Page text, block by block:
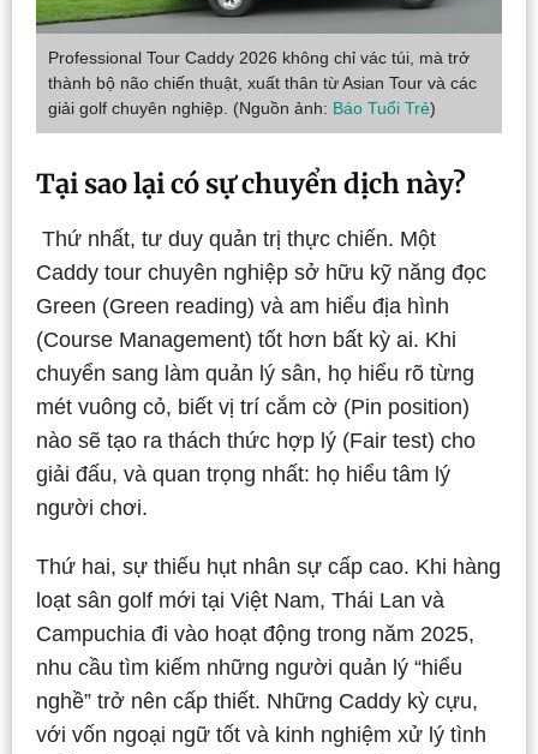
Professional Tour Caddy 2026 không chỉ vác túi, mà trở
thành bộ não chiến thuật, xuất thân từ Asian Tour và các
giải golf chuyên nghiệp. (Nguồn ảnh: Báo Tuổi Trẻ)
Tại sao lại có sự chuyển dịch này?
Thứ nhất, tư duy quản trị thực chiến. Một
Caddy tour chuyên nghiệp sở hữu kỹ năng đọc
Green (Green reading) và am hiểu địa hình
(Course Management) tốt hơn bất kỳ ai. Khi
chuyển sang làm quản lý sân, họ hiểu rõ từng
mét vuông cỏ, biết vị trí cắm cờ (Pin position)
nào sẽ tạo ra thách thức hợp lý (Fair test) cho
giải đấu, và quan trọng nhất: họ hiểu tâm lý
người chơi.
Thứ hai, sự thiếu hụt nhân sự cấp cao. Khi hàng
loạt sân golf mới tại Việt Nam, Thái Lan và
Campuchia đi vào hoạt động trong năm 2025,
nhu cầu tìm kiếm những người quản lý “hiểu
nghề” trở nên cấp thiết. Những Caddy kỳ cựu,
với vốn ngoại ngữ tốt và kinh nghiệm xử lý tình